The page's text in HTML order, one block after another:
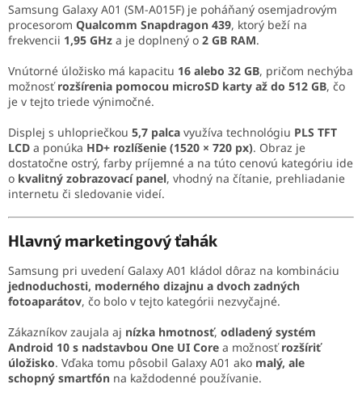
Samsung Galaxy A01 (SM-A015F) je poháňaný osemjadrovým
procesorom Qualcomm Snapdragon 439, ktorý beží na
frekvencii 1,95 GHz a je doplnený o 2 GB RAM.
Vnútorné úložisko má kapacitu 16 alebo 32 GB, pričom nechýba
možnosťrozšírenia pomocou microSD karty až do 512 GB, čo
je v tejto triede výnimočné.
Displej s uhlopriečkou 5,7 palca využíva technológiu PLS TFT
LCD a ponúka HD+ rozlíšenie (1520 × 720 px). Obraz je
dostatočne ostrý, farby príjemné a na túto cenovú kategóriu ide
o kvalitný zobrazovací panel, vhodný na čítanie, prehliadanie
internetu či sledovanie videí.
Hlavný marketingový ťahák
Samsung pri uvedení Galaxy A01 kládol dôraz na kombináciu
jednoduchosti, moderného dizajnu a dvoch zadných
fotoaparátov, čo bolo v tejto kategórii nezvyčajné.
Zákazníkov zaujala aj nízka hmotnosť, odladený systém
Android 10 s nadstavbou One UI Core a možnosťrozšíriť
úložisko. Vďaka tomu pôsobil Galaxy A01 ako malý, ale
schopný smartfón na každodenné používanie.